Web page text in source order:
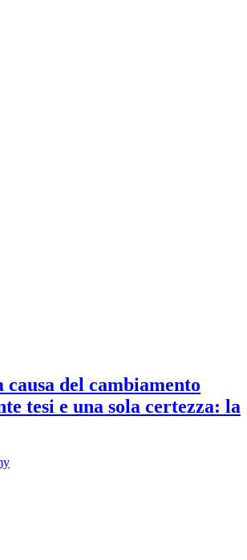
del cambiamento
tesi e una sola certezza: la